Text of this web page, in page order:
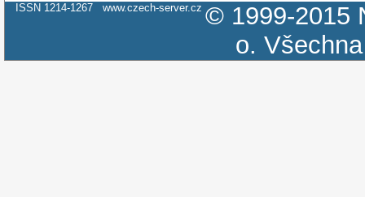
ISSN 1214-1267 www.czech-server.cz © 1999-2015
o.